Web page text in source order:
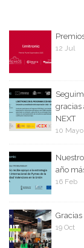
12 Jul
gracias
NEXT
10 Mayo
año
16 Feb
19 Oct